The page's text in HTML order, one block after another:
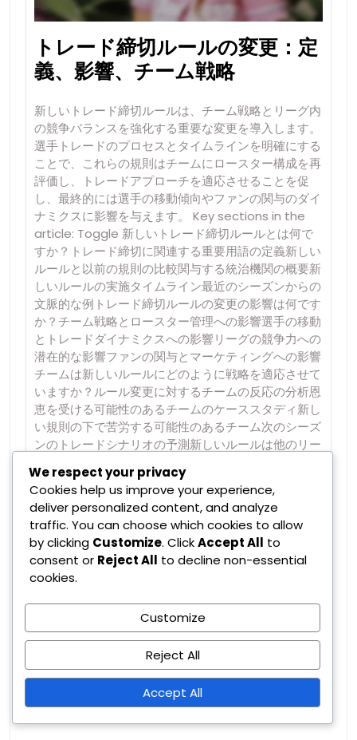
トレード締切ルールの変更：定
義、影響、チーム戦略
新しいトレード締切ルールは、チーム戦略とリーグ内
の競争バランスを強化する重要な変更を導入します。
選手トレードのプロセスとタイムラインを明確にする
ことで、これらの規則はチームにロースター構成を再
評価し、トレードアプローチを適応させることを促
し、最終的には選手の移動傾向やファンの関与のダイ
ナミクスに影響を与えます。 Key sections in the
article: Toggle 新しいトレード締切ルールとは何で
すか？トレード締切に関連する重要用語の定義新しい
ルールと以前の規則の比較関与する統治機関の概要新
しいルールの実施タイムライン最近のシーズンからの
文脈的な例トレード締切ルールの変更の影響は何です
か？チーム戦略とロースター管理への影響選手の移動
とトレードダイナミクスへの影響リーグの競争力への
潜在的な影響ファンの関与とマーケティングへの影響
チームは新しいルールにどのように戦略を適応させて
いますか？ルール変更に対するチームの反応の分析恩
恵を受ける可能性のあるチームのケーススタディ新し
い規則の下で苦労する可能性のあるチーム次のシーズ
ンのトレードシナリオの予測新しいルールは他のリー
スポーツリーグ間のトレード締切ルールの比較トレー
ド締切変更の歴史的背景他のリーグのルール変更から
得られた教訓新しいトレード締切ルールに伴うリスク
は何ですか？変更に適応する際のチームの運営リスク
新しいトレード締切ルールとは何ですか？ 新しいト
レード締切ルールは、チーム戦略と競争バランスを強
化することを目的とした重要な変更を導入します。こ
れらの規則は、選手トレードのプロセスとタイムライ
ンを明確にし、チームが締切に向けて準備し、ロース
ターを管理する方法に影響を与えます。…
Read More
We respect your privacy
Cookies help us improve your experience,
deliver personalized content, and analyze
traffic. You can choose which cookies to allow
by clicking Customize. ClickAccept All to
consent or Reject All to decline non-essential
cookies.
Customize
Reject All
Accept All